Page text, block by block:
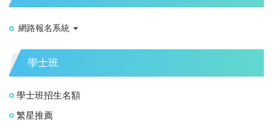
網路報名系統
學士班
學士班招生名額
繁星推薦